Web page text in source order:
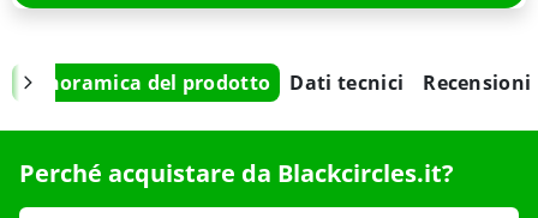
Panoramica del prodotto Dati tecnici Recensioni
Perché acquistare da Blackcircles.it?